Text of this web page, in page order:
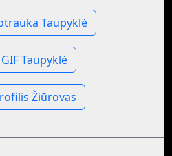
Taupyklė
Taupyklė
Žiūrovas